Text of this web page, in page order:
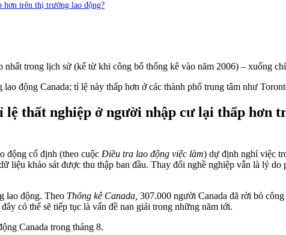
hơn trên thị trường lao động?
trong lịch sử (kể từ khi công bố thống kê vào năm 2006) – xuống
động Canada; tỉ lệ này thấp hơn ở các thành phố trung tâm như
lệ thất nghiệp ở người nhập cư lại thấp hơn
động cố định (theo cuộc Điều tra lao động việc làm) dự định nghỉ việc
liệu khảo sát được thu thập ban đầu. Thay đổi nghề nghiệp vẫn là lý do
lao động. Theo Thống kê Canada, 307.000 người Canada đã rời bỏ
có thể sẽ tiếp tục là vấn đề nan giải trong những năm tới.
Canada trong tháng 8.